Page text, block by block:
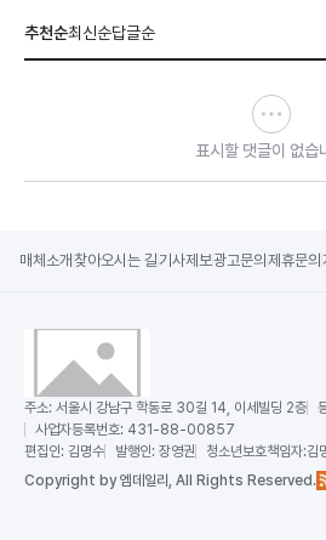
추천순최신순답글순
표시할 댓글이 없습
매체소개 찾아오시는 길기사제보광고문의 제휴문의
주소: 서울시 강남구 학동로 30길 14, 이세빌딩 2층
사업자등록번호: 431-88-00857
편집인: 김명수 발행인: 장영권 청소년보호책임자:김
Copyright by 엠데일리, All Rights Reserved.